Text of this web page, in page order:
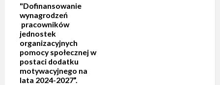
"Dofinansowanie
wynagrodzeń
pracowników
jednostek
organizacyjnych
pomocy społecznej w
postaci dodatku
motywacyjnego na
lata 2024-2027”.